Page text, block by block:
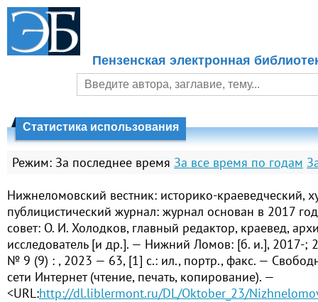
Пензенская электронная
Статистика использования
Режим: За последнее время За все время по годам
Нижнеломовский вестник: историко-краеведческий,
публицистический журнал: журнал основан в 2017
совет: О. И. Холодков, главный редактор, краевед,
исследователь [и др.]. — Нижний Ломов: [б. и.], 2017-;
№ 9 (9) : , 2023 — 63, [1] с.: ил., портр., факс. —
сети Интернет (чтение, печать, копирование). —
<URL:http://dl.liblermont.ru/DL/Oktober_23/